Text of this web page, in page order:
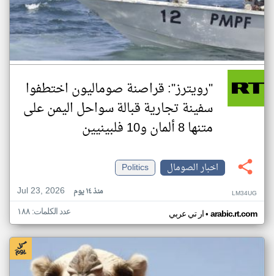
"رويترز": قراصنة صوماليون اختطفوا
سفينة تجارية قبالة سواحل اليمن على
متنها 8 ألمان و10 فلبينيين
اخبار الصومال
Politics
Jul 23, 2026
منذ ١٤ يوم LM34UG
ار تي عربي• arabic.rt.com عدد الكلمات: ١٨٨